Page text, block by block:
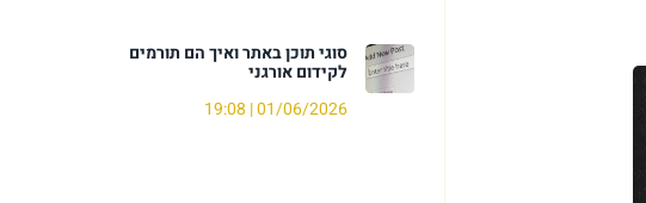
סוגי תוכן באתר ואיך הם תורמים
לקידום אורגני
01/06/2026